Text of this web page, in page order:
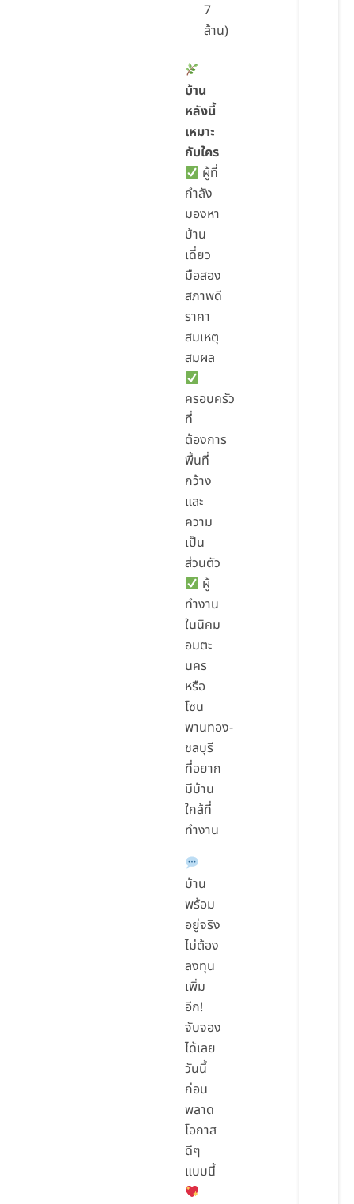
7
ล้าน)
บ้าน
หลังนี้
เหมาะ
กับใคร
ผู้ที่
กำลัง
มองหา
บ้าน
เดี่ยว
มือสอง
สภาพดี
ราคา
สมเหตุ
สมผล
ครอบครัว
ที่
ต้องการ
พื้นที่
กว้าง
และ
ความ
เป็น
ส่วนตัว
ผู้
ทำงาน
ในนิคม
อมตะ
นคร
หรือ
โซน
พานทอง-
ชลบุรี
ที่อยาก
มีบ้าน
ใกล้ที่
ทำงาน
บ้าน
พร้อม
อยู่จริง
ไม่ต้อง
ลงทุน
เพิ่ม
อีก!
จับจอง
ได้เลย
วันนี้
ก่อน
พลาด
โอกาส
ดีๆ
แบบนี้